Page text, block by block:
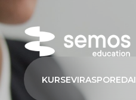
KURSEVIRASPOREDAI